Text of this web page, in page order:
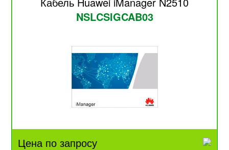
NSLCSIGCAB03
Цена по запросу